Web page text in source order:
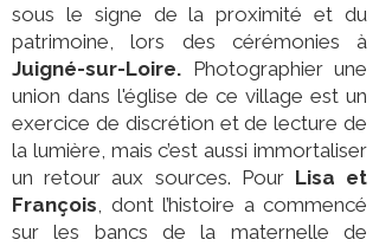
sous le signe de la proximité et du
patrimoine, lors des cérémonies à
Juigné-sur-Loire. Photographier une
union dans l'église de ce village est un
exercice de discrétion et de lecture de
la lumière, mais c’est aussi immortaliser
un retour aux sources. Pour Lisa et
François, dont l’histoire a commencé
sur les bancs de la maternelle de